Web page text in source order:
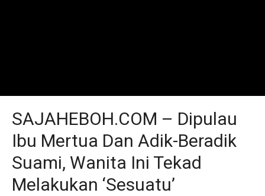
SAJAHEBOH.COM – Dipulau
Ibu Mertua Dan Adik-Beradik
Suami, Wanita Ini Tekad
Melakukan ‘Sesuatu’